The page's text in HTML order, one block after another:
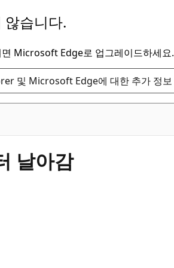
않습니다.
Microsoft Edge로 업그레이드하세요.
및 Microsoft Edge에 대한 추가 정보
날아감